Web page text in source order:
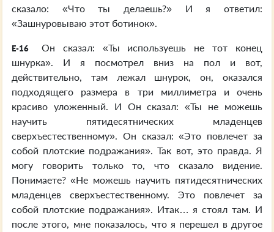
сказало: «Что ты делаешь?» И я ответил:
«Зашнуровываю этот ботинок».
E-16
Он сказал: «Ты используешь не тот конец
шнурка». И я посмотрел вниз на пол и вот,
действительно, там лежал шнурок, он, оказался
подходящего размера в три миллиметра и очень
красиво уложенный. И Он сказал: «Ты не можешь
научить пятидесятнических младенцев
сверхъестественному». Он сказал: «Это повлечет за
собой плотские подражания». Так вот, это правда. Я
могу говорить только то, что сказало видение.
Понимаете? «Не можешь научить пятидесятнических
младенцев сверхъестественному. Это повлечет за
собой плотские подражания». Итак… я стоял там. И
после этого, мне показалось, что я перешел в другое